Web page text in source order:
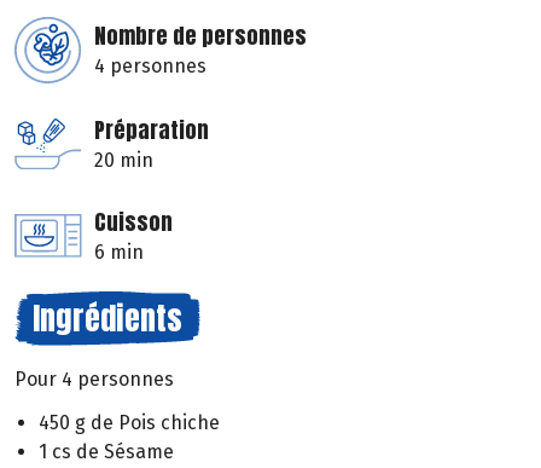
Nombre de personnes
4 personnes
Préparation
20 min
Cuisson
6 min
Ingrédients
Pour 4 personnes
450 g de Pois chiche
1 cs de Sésame